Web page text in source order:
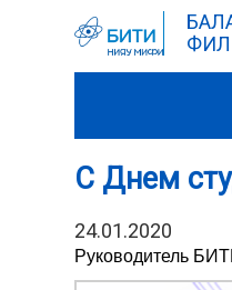
С Днем
24.01.2020
Руководитель